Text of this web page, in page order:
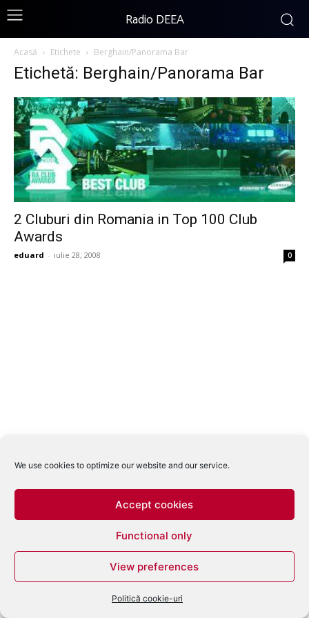
We use cookies to optimize our website and our service.
Accept cookies
Functional only
View preferences
Politică cookie-uri
Radio DEEA
Acasă Etichete Berghain/Panorama Bar
Etichetă: Berghain/Panorama Bar
2 Cluburi din Romania in Top 100 Club
Awards
eduard - iulie 28, 2008 0